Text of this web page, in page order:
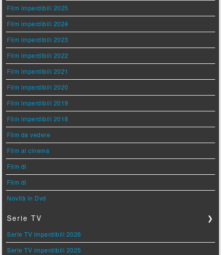
Film imperdibili 2025
Film imperdibili 2024
Film imperdibili 2023
Film imperdibili 2022
Film imperdibili 2021
Film imperdibili 2020
Film imperdibili 2019
Film imperdibili 2018
Film da vedere
Film al cinema
Film di
Film di
Novità in Dvd
Serie TV ❯
Serie TV imperdibili 2026
Serie TV imperdibili 2025